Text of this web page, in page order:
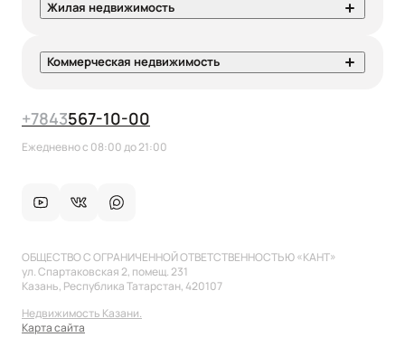
Жилая недвижимость
Коммерческая недвижимость
+7843567-10-00
Ежедневно с 08:00 до 21:00
ОБЩЕСТВО С ОГРАНИЧЕННОЙ ОТВЕТСТВЕННОСТЬЮ «КАНТ»
ул. Спартаковская 2, помещ. 231
Казань, Республика Татарстан, 420107
Недвижимость Казани.
Карта сайта